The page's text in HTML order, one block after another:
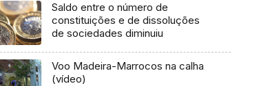
Saldo entre o número de
constituições e de dissoluções
de sociedades diminuiu
Voo Madeira-Marrocos na calha
(vídeo)